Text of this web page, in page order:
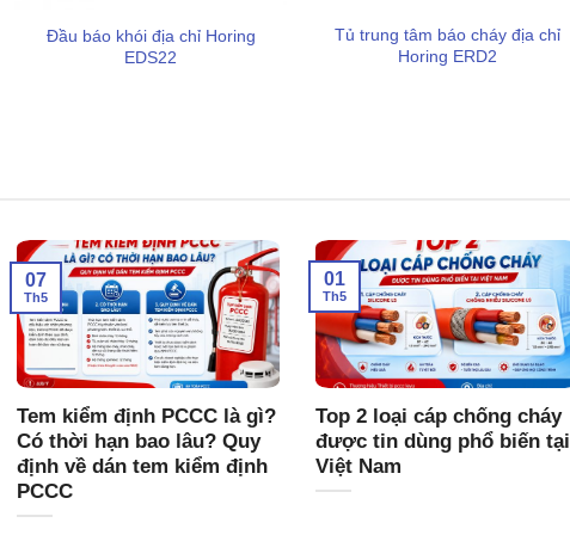
Test):
không cần người trực hỗ trợ tại tủ trung tâm.
dùng
Đầu báo khói địa chỉ Horing
EDS22
Tủ trung tâm báo cháy địa chỉ
Horing ERD2
Tem kiểm định PCCC là gì?
Có thời hạn bao lâu? Quy
định về dán tem kiểm định
PCCC
07
Th5
Top 2 loại cáp chống cháy
được tin dùng phổ biến tại
Việt Nam
01
Th5